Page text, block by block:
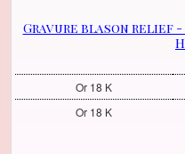
Gravure blason relief -
Or 18 K
Or 18 K